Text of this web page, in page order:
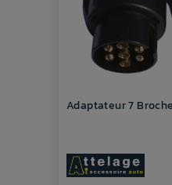
Adaptateur 7